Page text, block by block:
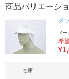
商品バリエーシ
メ
メー
希
¥
在庫